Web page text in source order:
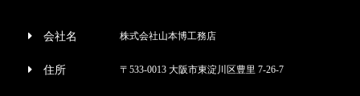
会社名 株式会社山本博工務店
住所 〒533-0013 大阪市東淀川区豊里 7-26-7